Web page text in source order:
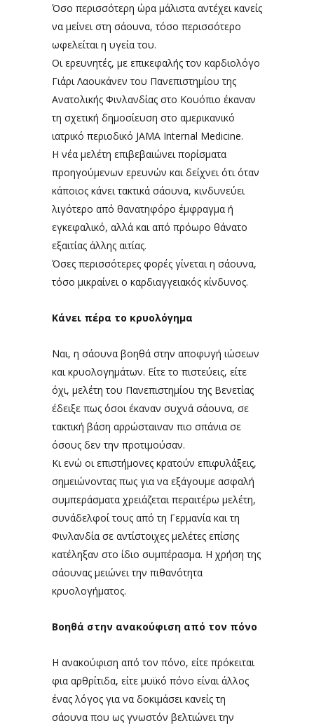
Όσο περισσότερη ώρα μάλιστα αντέχει κανείς
να μείνει στη σάουνα, τόσο περισσότερο
ωφελείται η υγεία του.
Οι ερευνητές, με επικεφαλής τον καρδιολόγο
Γιάρι Λαουκάνεν του Πανεπιστημίου της
Ανατολικής Φινλανδίας στο Κουόπιο έκαναν
τη σχετική δημοσίευση στο αμερικανικό
ιατρικό περιοδικό JAMA Internal Medicine.
Η νέα μελέτη επιβεβαιώνει πορίσματα
προηγούμενων ερευνών και δείχνει ότι όταν
κάποιος κάνει τακτικά σάουνα, κινδυνεύει
λιγότερο από θανατηφόρο έμφραγμα ή
εγκεφαλικό, αλλά και από πρόωρο θάνατο
εξαιτίας άλλης αιτίας.
Όσες περισσότερες φορές γίνεται η σάουνα,
τόσο μικραίνει ο καρδιαγγειακός κίνδυνος.
Κάνει πέρα το κρυολόγημα
Ναι, η σάουνα βοηθά στην αποφυγή ιώσεων
και κρυολογημάτων. Είτε το πιστεύεις, είτε
όχι, μελέτη του Πανεπιστημίου της Βενετίας
έδειξε πως όσοι έκαναν συχνά σάουνα, σε
τακτική βάση αρρώσταιναν πιο σπάνια σε
όσους δεν την προτιμούσαν.
Κι ενώ οι επιστήμονες κρατούν επιφυλάξεις,
σημειώνοντας πως για να εξάγουμε ασφαλή
συμπεράσματα χρειάζεται περαιτέρω μελέτη,
συνάδελφοί τους από τη Γερμανία και τη
Φινλανδία σε αντίστοιχες μελέτες επίσης
κατέληξαν στο ίδιο συμπέρασμα. Η χρήση της
σάουνας μειώνει την πιθανότητα
κρυολογήματος.
Βοηθά στην ανακούφιση από τον πόνο
Η ανακούφιση από τον πόνο, είτε πρόκειται
φια αρθρίτιδα, είτε μυϊκό πόνο είναι άλλος
ένας λόγος για να δοκιμάσει κανείς τη
σάουνα που ως γνωστόν βελτιώνει την